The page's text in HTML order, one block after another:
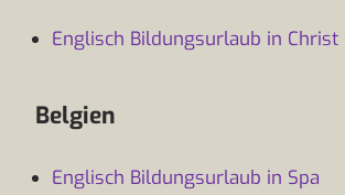
Englisch Bildungsurlaub in Christ
Belgien
Englisch Bildungsurlaub in Spa